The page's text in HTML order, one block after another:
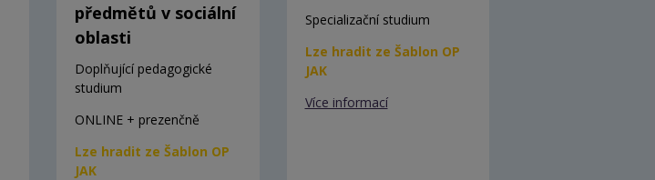
předmětů v sociální
oblasti
Doplňující pedagogické
studium
ONLINE + prezenčně
Lze hradit ze Šablon OP
JAK
Specializační studium
Lze hradit ze Šablon OP
JAK
Více informací